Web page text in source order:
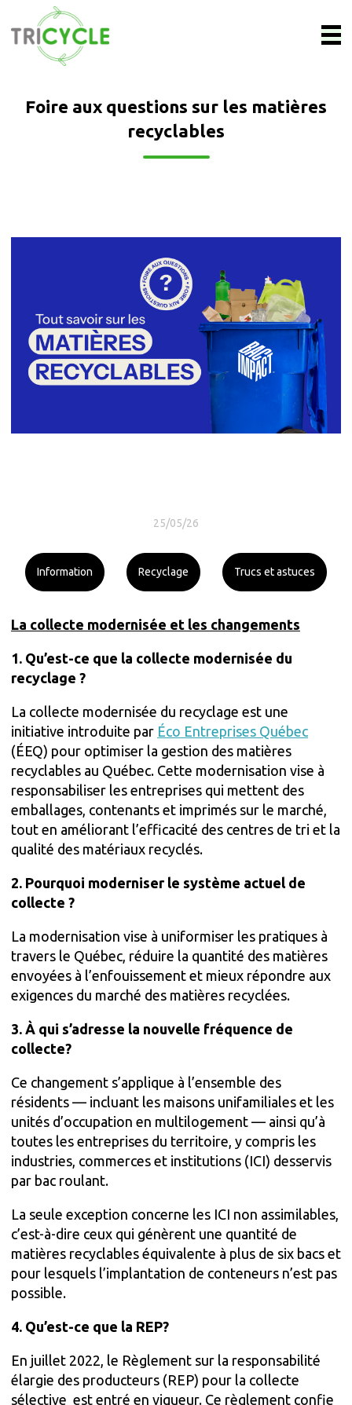
Foire aux questions sur les matières
recyclables
25/05/26
Information Recyclage Trucs et astuces
La collecte modernisée et les changements
1. Qu’est-ce que la collecte modernisée du
recyclage ?
La collecte modernisée du recyclage est une
initiative introduite par Éco Entreprises Québec
(ÉEQ) pour optimiser la gestion des matières
recyclables au Québec. Cette modernisation vise à
responsabiliser les entreprises qui mettent des
emballages, contenants et imprimés sur le marché,
tout en améliorant l’efficacité des centres de tri et la
qualité des matériaux recyclés.
2. Pourquoi moderniser le système actuel de
collecte ?
La modernisation vise à uniformiser les pratiques à
travers le Québec, réduire la quantité des matières
envoyées à l’enfouissement et mieux répondre aux
exigences du marché des matières recyclées.
3. À qui s’adresse la nouvelle fréquence de
collecte?
Ce changement s’applique à l’ensemble des
résidents — incluant les maisons unifamiliales et les
unités d’occupation en multilogement — ainsi qu’à
toutes les entreprises du territoire, y compris les
industries, commerces et institutions (ICI) desservis
par bac roulant.
La seule exception concerne les ICI non assimilables,
c’est-à-dire ceux qui génèrent une quantité de
matières recyclables équivalente à plus de six bacs et
pour lesquels l’implantation de conteneurs n’est pas
possible.
4. Qu’est-ce que la REP?
En juillet 2022, le Règlement sur la responsabilité
élargie des producteurs (REP) pour la collecte
sélective est entré en vigueur. Ce règlement confie